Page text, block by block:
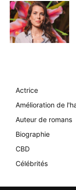
Actrice
Amélioration de
Auteur de romans
Biographie
CBD
Célébrités